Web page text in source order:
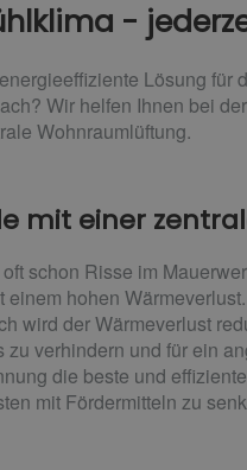
-
Lösung für
Wir helfen Ihnen bei
Wohnraumlüftung.
mit einer
schon Risse im
einem hohen
wird der Wärmeverlust
zu verhindern und für ein
die beste und
mit Fördermitteln zu